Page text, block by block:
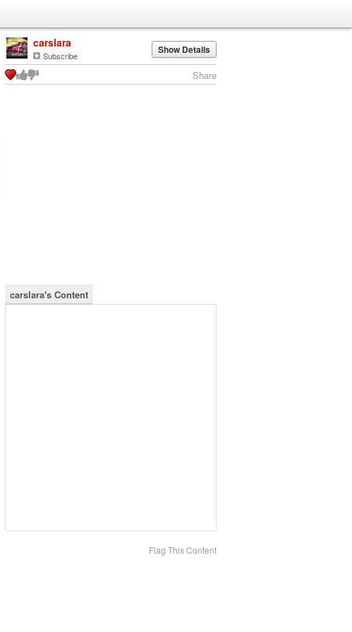
carslara
Subscribe Show Details
Share
carslara's Content
Flag This Content